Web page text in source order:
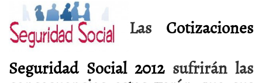
Las Cotizaciones
Seguridad Social 2012sufrirán las